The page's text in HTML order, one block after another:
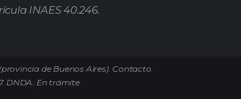
INAES 40.246.
de Buenos Aires). Contacto.
DNDA: En trámite